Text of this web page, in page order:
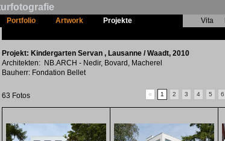
Portfolio Artwork Projekte Vita
Projekt: Kindergarten Servan , Lausanne / Waadt, 2010
Architekten: NB.ARCH - Nedir, Bovard, Macherel
Bauherr: Fondation Bellet
63 Fotos « 1 2 3 4 5 6